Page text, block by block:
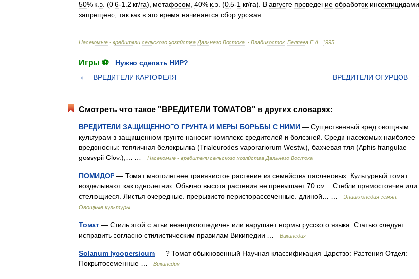
50% к э . (0 6-1 2 кг/га), метафосом 40% к э . (0 5-1 кг/га). В августе проведение обработок инсектицидами
запрещено так как в это время начинается сбор урожая
Насекомые - вредители сельского хозяйства Дальнего Востока . - Владивосток. Беляева Е.А 1995
Игры ⚽
Нужно сделать НИР?
ВРЕДИТЕЛИ КАРТОФЕЛЯ
ВРЕДИТЕЛИ ОГУРЦОВ
Смотреть что такое "ВРЕДИТЕЛИ ТОМАТОВ" в других словарях:
ВРЕДИТЕЛИ ЗАЩИЩЕННОГО ГРУНТА И МЕРЫ БОРЬБЫ С НИМИ — Существенный вред овощным
культурам в защищенном грунте наносит комплекс вредителей и болезней. Среди насекомых наиболее
вредоносны: тепличная белокрылка (Trialeurodes vaporariorum Westw.), бахчевая тля (Aphis frangulae
gossypii Glov.),… …
Насекомые - вредители сельского хозяйства Дальнего Востока
ПОМИДОР — Томат многолетнее травянистое растение из семейства пасленовых. Культурный томат
возделывают как однолетник. Обычно высота растения не превышает 70 см. . Стебли прямостоячие или
стелющиеся. Листья очередные, прерывисто перисторассеченные, длиной… …
Энциклопедия семян.
Овощные культуры
Томат — Стиль этой статьи неэнциклопедичен или нарушает нормы русского языка. Статью следует
исправить согласно стилистическим правилам Википедии …
Википедия
Solanum lycopersicum — ? Томат обыкновенный Научная классификация Царство: Растения Отдел:
Покрытосеменные …
Википедия